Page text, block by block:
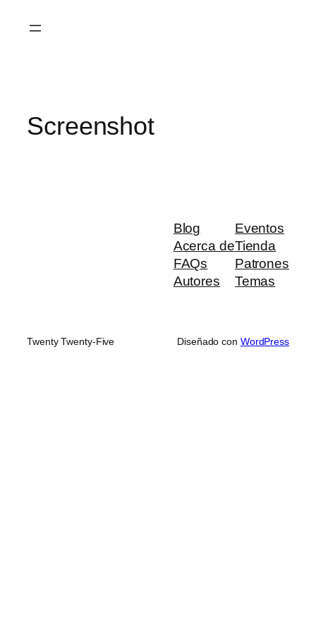
Screenshot
Blog
Acerca de
FAQs
Autores
Eventos
Tienda
Patrones
Temas
Twenty Twenty-Five Diseñado con WordPress